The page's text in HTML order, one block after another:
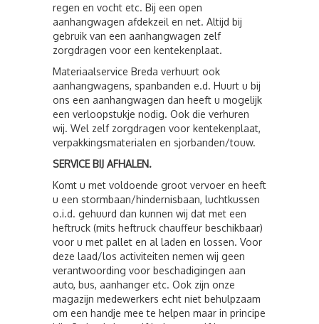
regen en vocht etc. Bij een open
aanhangwagen afdekzeil en net. Altijd bij
gebruik van een aanhangwagen zelf
zorgdragen voor een kentekenplaat.
Materiaalservice Breda verhuurt ook
aanhangwagens, spanbanden e.d. Huurt u bij
ons een aanhangwagen dan heeft u mogelijk
een verloopstukje nodig. Ook die verhuren
wij. Wel zelf zorgdragen voor kentekenplaat,
verpakkingsmaterialen en sjorbanden/touw.
SERVICE BIJ AFHALEN.
Komt u met voldoende groot vervoer en heeft
u een stormbaan/hindernisbaan, luchtkussen
o.i.d. gehuurd dan kunnen wij dat met een
heftruck (mits heftruck chauffeur beschikbaar)
voor u met pallet en al laden en lossen. Voor
deze laad/los activiteiten nemen wij geen
verantwoording voor beschadigingen aan
auto, bus, aanhanger etc. Ook zijn onze
magazijn medewerkers echt niet behulpzaam
om een handje mee te helpen maar in principe